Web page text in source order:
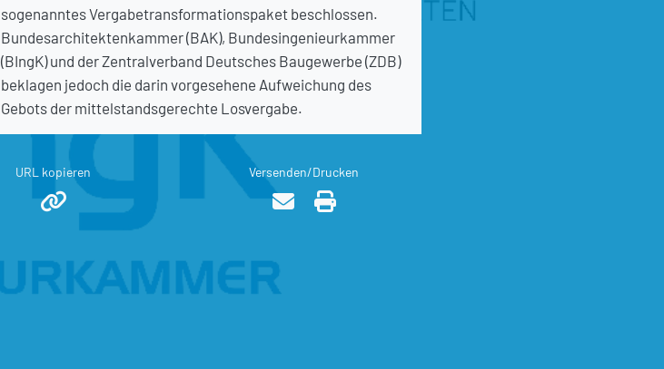
sogenanntes Vergabetransformationspaket beschlossen.
Bundesarchitektenkammer (BAK), Bundesingenieurkammer
(BIngK) und der Zentralverband Deutsches Baugewerbe (ZDB)
beklagen jedoch die darin vorgesehene Aufweichung des
Gebots der mittelstandsgerechte Losvergabe.
URL kopieren Versenden/Drucken